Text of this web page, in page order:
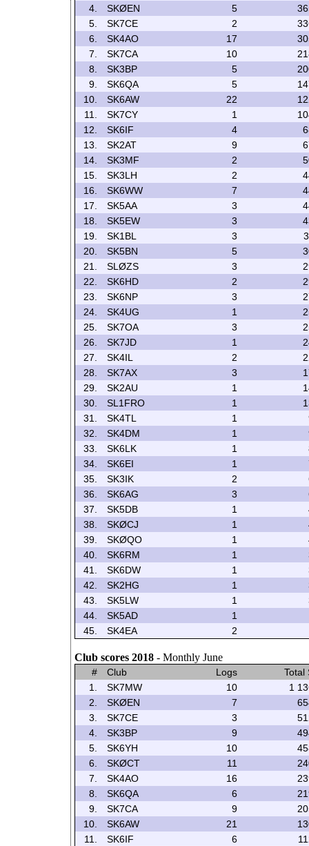
4. SKØEN 5
5.
SK7CE 2
6.
SK4AO 17
7.
SK7CA 10
8.
SK3BP 5
9.
SK6QA 5
10.
SK6AW 22
11.
SK7CY 1
12.
SK6IF 4
13.
SK2AT 9
14.
SK3MF 2
15.
SK3LH 2
16.
SK6WW 7
17.
SK5AA 3
18.
SK5EW 3
19.
SK1BL 3
20.
SK5BN 5
21.
SLØZS 3
22.
SK6HD 2
23.
SK6NP 3
24.
SK4UG 1
25.
SK7OA 3
26.
SK7JD 1
27.
SK4IL 2
28.
SK7AX 3
29.
SK2AU 1
30.
SL1FRO 1
31.
SK4TL 1
32.
SK4DM 1
33.
SK6LK 1
34.
SK6EI 1
35.
SK3IK 2
36.
SK6AG 3
37.
SK5DB 1
38.
SKØCJ 1
39.
SKØQO 1
40.
SK6RM 1
41.
SK6DW 1
42.
SK2HG 1
43.
SK5LW 1
44.
SK5AD 1
45.
SK4EA 2
Club scores 2018 - Monthly June
# Club Logs
Total
1.
SK7MW 10
1
2.
SKØEN 7
3.
SK7CE 3
4.
SK3BP 9
5.
SK6YH 10
6.
SKØCT 11
7.
SK4AO 16
8.
SK6QA 6
9.
SK7CA 9
10.
SK6AW 21
11.
SK6IF 6